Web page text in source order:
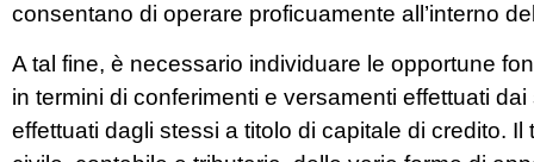
consentano di operare proficuamente all’interno
A tal fine, è necessario individuare le opportune
in termini di conferimenti e versamenti effettuati
effettuati dagli stessi a titolo di capitale di credito.